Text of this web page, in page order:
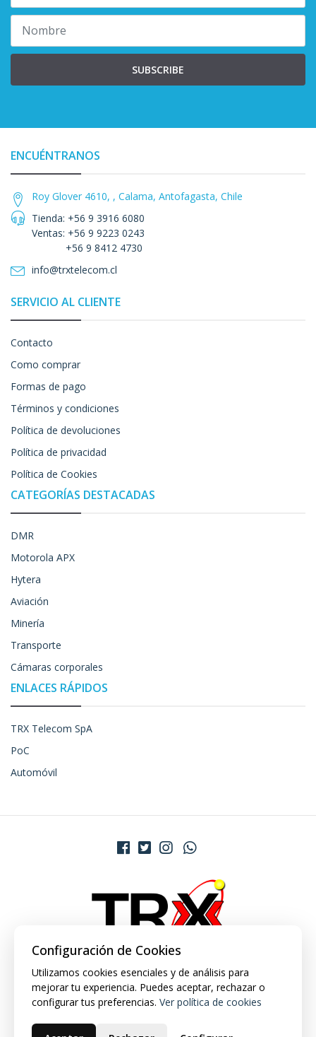
SUBSCRIBE
ENCUÉNTRANOS
Roy Glover 4610, , Calama, Antofagasta, Chile
Tienda: +56 9 3916 6080
Ventas: +56 9 9223 0243
+56 9 8412 4730
info@trxtelecom.cl
SERVICIO AL CLIENTE
Contacto
Como comprar
Formas de pago
Términos y condiciones
Política de devoluciones
Política de privacidad
Política de Cookies
CATEGORÍAS DESTACADAS
DMR
Motorola APX
Hytera
Aviación
Minería
Transporte
Cámaras corporales
ENLACES RÁPIDOS
TRX Telecom SpA
PoC
Automóvil
Configuración de Cookies
Utilizamos cookies esenciales y de análisis para
mejorar tu experiencia. Puedes aceptar, rechazar o
configurar tus preferencias. Ver política de cookies